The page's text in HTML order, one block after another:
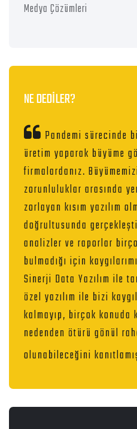
Medya Çözümleri
NE DEDİLER?
Pandemi sürecinde
üretim yaparak büyüme
firmalardanız.
zorunluluklar arasında
zorlayan kısım yazılım
doğrultusunda
analizler ve raporlar
bulmadığı için
Sinerji Data Yazılım ile
özel yazılım ile bizi
kalmayıp, birçok konuda
nedenden ötürü gönül
olunabileceğini